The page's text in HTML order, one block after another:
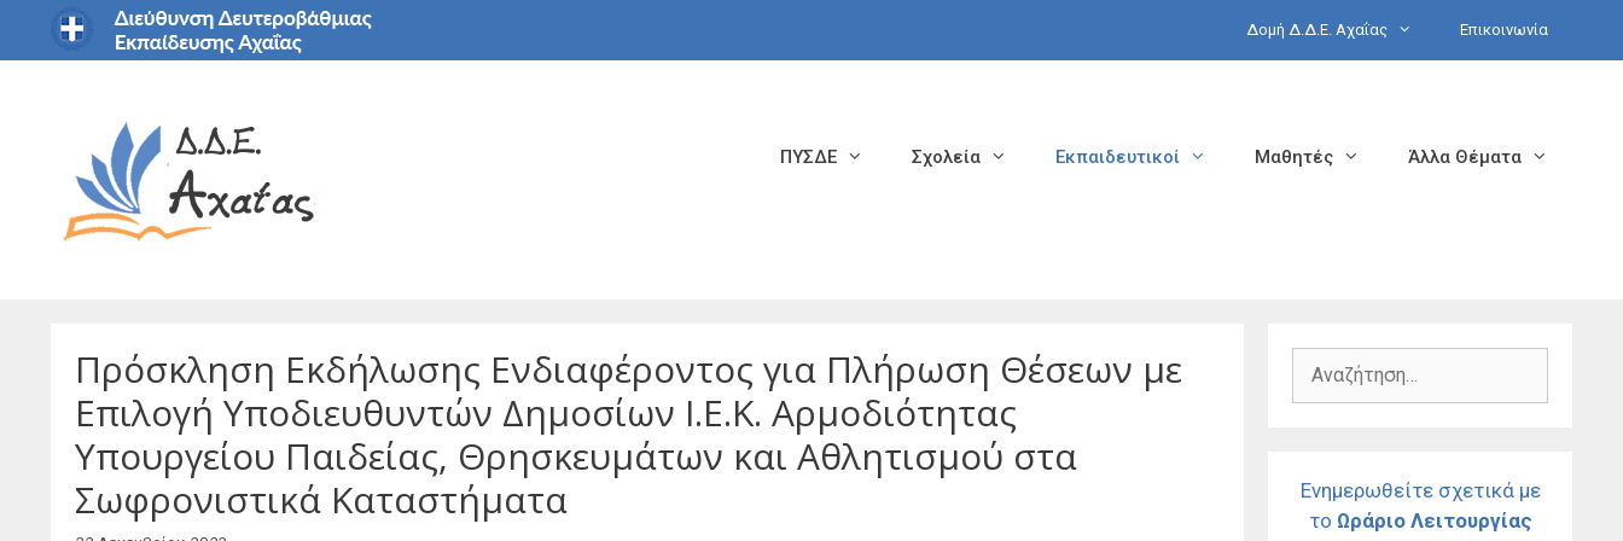
Μετάβαση
Δομή Δ.Δ.Ε. Αχαΐας Επικοινωνία
ΠΥΣΔΕ Σχολεία Εκπαιδευτικοί Μαθητές Άλλα Θέματα
Πρόσκληση Εκδήλωσης Ενδιαφέροντος για Πλήρωση Θέσεων με
Επιλογή Υποδιευθυντών Δημοσίων Ι.Ε.Κ. Αρμοδιότητας
Υπουργείου Παιδείας, Θρησκευμάτων και Αθλητισμού στα
Σωφρονιστικά Καταστήματα
Αναζήτηση
Ενημερωθείτε σχετικά με
το Ωράριο Λειτουργίας